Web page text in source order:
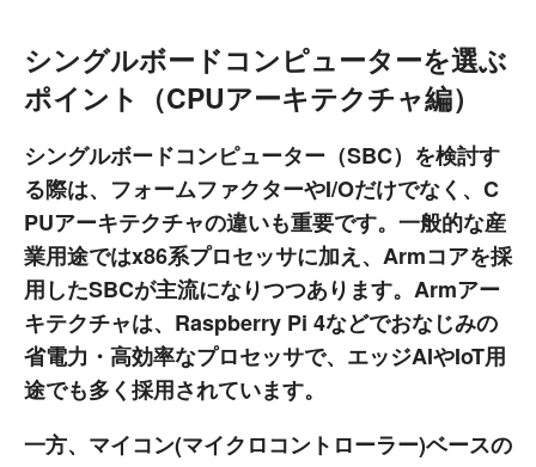
シングルボードコンピューターを選ぶ
ポイント（CPUアーキテクチャ編）
シングルボードコンピューター（SBC）を検討す
る際は、フォームファクターやI/Oだけでなく、C
PUアーキテクチャの違いも重要です。一般的な産
業用途ではx86系プロセッサに加え、Armコアを採
用したSBCが主流になりつつあります。Armアー
キテクチャは、Raspberry Pi 4などでおなじみの
省電力・高効率なプロセッサで、エッジAIやIoT用
途でも多く採用されています。
一方、マイコン(マイクロコントローラー)ベースの